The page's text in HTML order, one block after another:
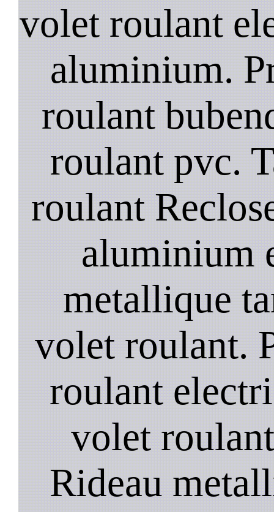
volet roulant
aluminium.
roulant
roulant pvc.
roulant
aluminium
metallique
volet roulant.
roulant
volet
Rideau